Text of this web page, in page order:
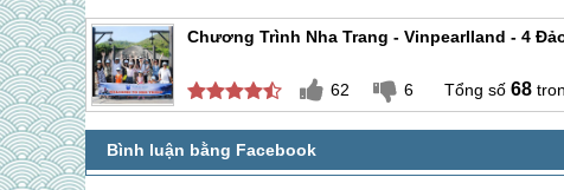
Chương Trình Nha Trang - Vinpearlland - 4
62 6 68